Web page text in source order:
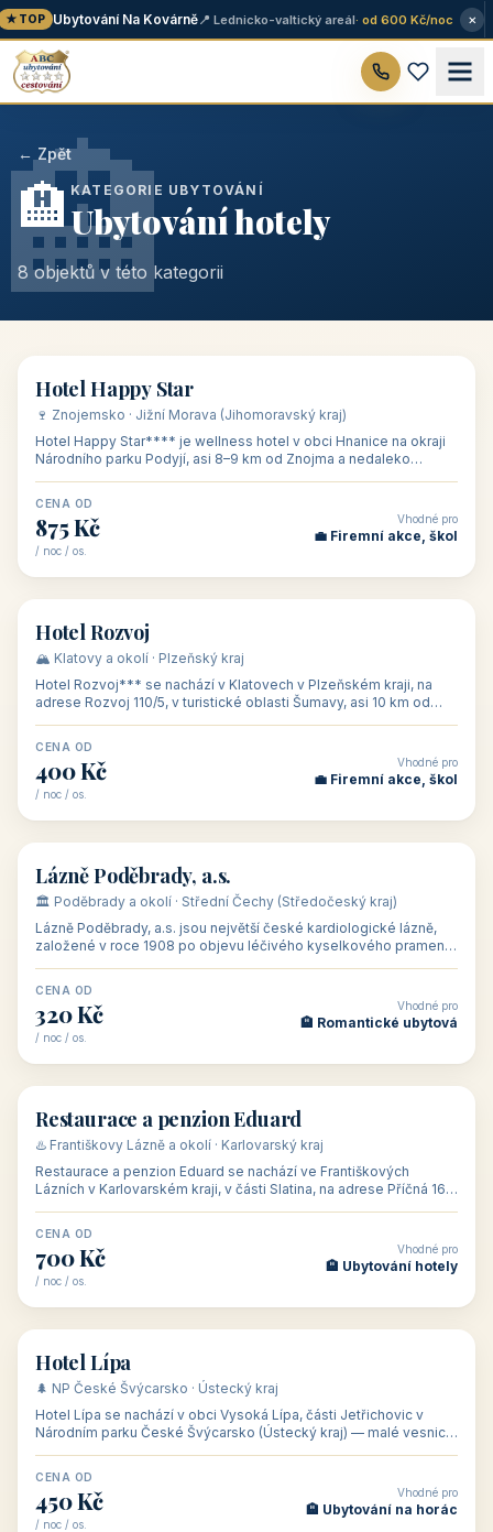
★ TOP Ubytování Na Kovárně📍 Lednicko-valtický areál· od 600 Kč/noc ×
🏨
← Zpět
🏨KATEGORIE UBYTOVÁNÍ
Ubytování hotely
8 objektů v této kategorii
🏨 hotel
Hotel Happy Star
🍷 Znojemsko · Jižní Morava (Jihomoravský kraj)
Hotel Happy Star**** je wellness hotel v obci Hnanice na okraji
Národního parku Podyjí, asi 8–9 km od Znojma a nedaleko
CENA OD
875 Kč
/ noc / os.
Vhodné pro
💼 Firemní akce, škol
🏨 hotel
Hotel Rozvoj
🏔️ Klatovy a okolí · Plzeňský kraj
Hotel Rozvoj*** se nachází v Klatovech v Plzeňském kraji, na
adrese Rozvoj 110/5, v turistické oblasti Šumavy, asi 10 km od
CENA OD
400 Kč
/ noc / os.
Vhodné pro
💼 Firemní akce, škol
♨️ lázně
Lázně Poděbrady, a.s.
🏛️ Poděbrady a okolí · Střední Čechy (Středočeský kraj)
Lázně Poděbrady, a.s. jsou největší české kardiologické lázně,
založené v roce 1908 po objevu léčivého kyselkového pramene
CENA OD
320 Kč
/ noc / os.
Vhodné pro
🏨 Romantické ubytová
🏡 penzion
Restaurace a penzion Eduard
♨️ Františkovy Lázně a okolí · Karlovarský kraj
Restaurace a penzion Eduard se nachází ve Františkových
Lázních v Karlovarském kraji, v části Slatina, na adrese Příčná 16/1
CENA OD
700 Kč
/ noc / os.
Vhodné pro
🏨 Ubytování hotely
🏨 hotel
Hotel Lípa
🌲 NP České Švýcarsko · Ústecký kraj
Hotel Lípa se nachází v obci Vysoká Lípa, části Jetřichovic v
Národním parku České Švýcarsko (Ústecký kraj) — malé vesnici
CENA OD
450 Kč
/ noc / os.
Vhodné pro
🏨 Ubytování na horác